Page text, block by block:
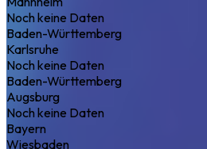
Noch keine Daten
Baden-Württemberg
Karlsruhe
Noch keine Daten
Baden-Württemberg
Augsburg
Noch keine Daten
Bayern
Wiesbaden